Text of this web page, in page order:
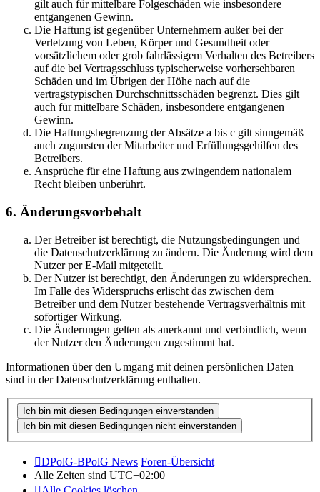
gilt auch für mittelbare Folgeschäden wie insbesondere
entgangenen Gewinn.
Die Haftung ist gegenüber Unternehmern außer bei der
Verletzung von Leben, Körper und Gesundheit oder
vorsätzlichem oder grob fahrlässigem Verhalten des Betreibers
auf die bei Vertragsschluss typischerweise vorhersehbaren
Schäden und im Übrigen der Höhe nach auf die
vertragstypischen Durchschnittsschäden begrenzt. Dies gilt
auch für mittelbare Schäden, insbesondere entgangenen
Gewinn.
Die Haftungsbegrenzung der Absätze a bis c gilt sinngemäß
auch zugunsten der Mitarbeiter und Erfüllungsgehilfen des
Betreibers.
Ansprüche für eine Haftung aus zwingendem nationalem
Recht bleiben unberührt.
6. Änderungsvorbehalt
Der Betreiber ist berechtigt, die Nutzungsbedingungen und
die Datenschutzerklärung zu ändern. Die Änderung wird dem
Nutzer per E-Mail mitgeteilt.
Der Nutzer ist berechtigt, den Änderungen zu widersprechen.
Im Falle des Widerspruchs erlischt das zwischen dem
Betreiber und dem Nutzer bestehende Vertragsverhältnis mit
sofortiger Wirkung.
Die Änderungen gelten als anerkannt und verbindlich, wenn
der Nutzer den Änderungen zugestimmt hat.
Informationen über den Umgang mit deinen persönlichen Daten
sind in der Datenschutzerklärung enthalten.
DPolG-BPolG News Foren-Übersicht
Alle Zeiten sind UTC+02:00